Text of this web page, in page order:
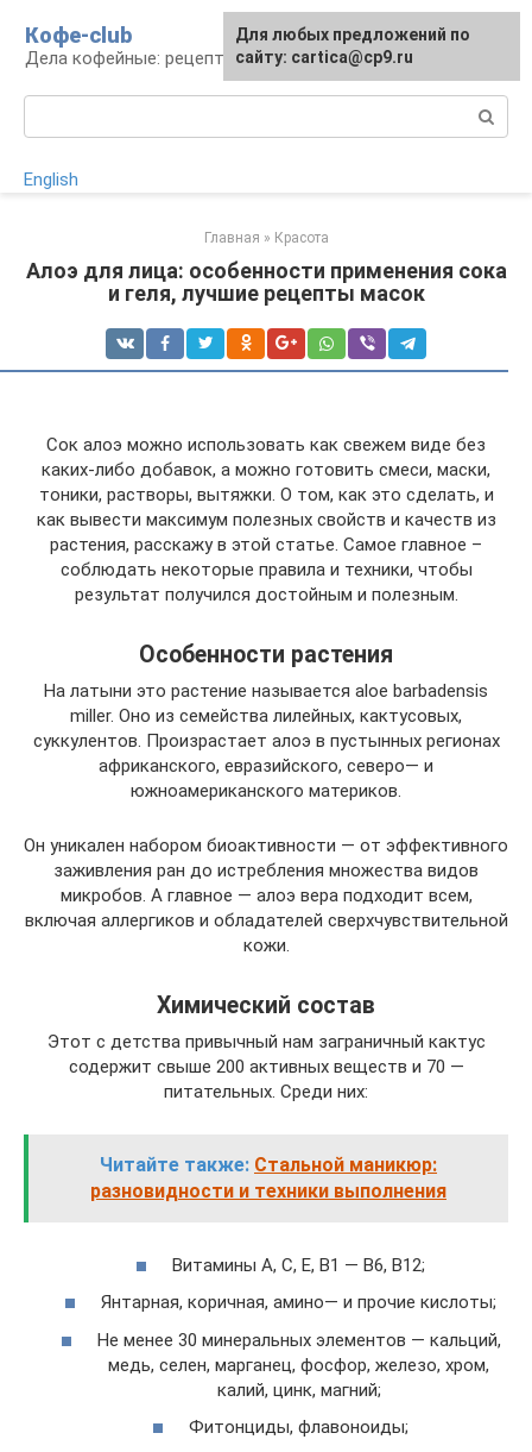
контенту
Кофе-club
Дела кофейные: рецепты и приготовление
English
Главная » Красота
Алоэ для лица: особенности применения сока
и геля, лучшие рецепты масок
Сок алоэ можно использовать как свежем виде без
каких-либо добавок, а можно готовить смеси, маски,
тоники, растворы, вытяжки. О том, как это сделать, и
как вывести максимум полезных свойств и качеств из
растения, расскажу в этой статье. Самое главное –
соблюдать некоторые правила и техники, чтобы
результат получился достойным и полезным.
Особенности растения
На латыни это растение называется aloe barbadensis
miller. Оно из семейства лилейных, кактусовых,
суккулентов. Произрастает алоэ в пустынных регионах
африканского, евразийского, северо— и
южноамериканского материков.
Он уникален набором биоактивности — от эффективного
заживления ран до истребления множества видов
микробов. А главное — алоэ вера подходит всем,
включая аллергиков и обладателей сверхчувствительной
кожи.
Химический состав
Этот с детства привычный нам заграничный кактус
содержит свыше 200 активных веществ и 70 —
питательных. Среди них:
Читайте также: Стальной маникюр:
разновидности и техники выполнения
Витамины А, С, Е, В1 — В6, В12;
Янтарная, коричная, амино— и прочие кислоты;
Не менее 30 минеральных элементов — кальций,
медь, селен, марганец, фосфор, железо, хром,
калий, цинк, магний;
Фитонциды, флавоноиды;
Для любых предложений по
сайту: cartica@cp9.ru